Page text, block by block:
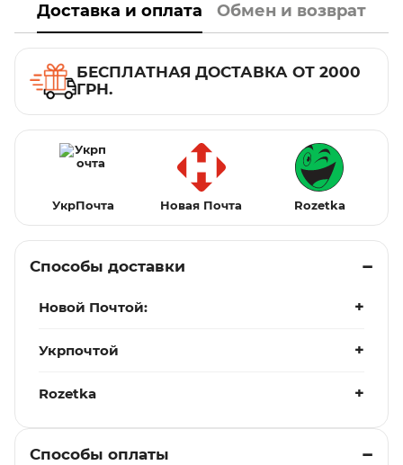
Доставка и оплата Обмен и возврат
БЕСПЛАТНАЯ ДОСТАВКА ОТ 2000
ГРН.
УкрПочта Новая Почта Rozetka
Способы доставки
Новой Почтой:
Укрпочтой
Rozetka
Способы оплаты